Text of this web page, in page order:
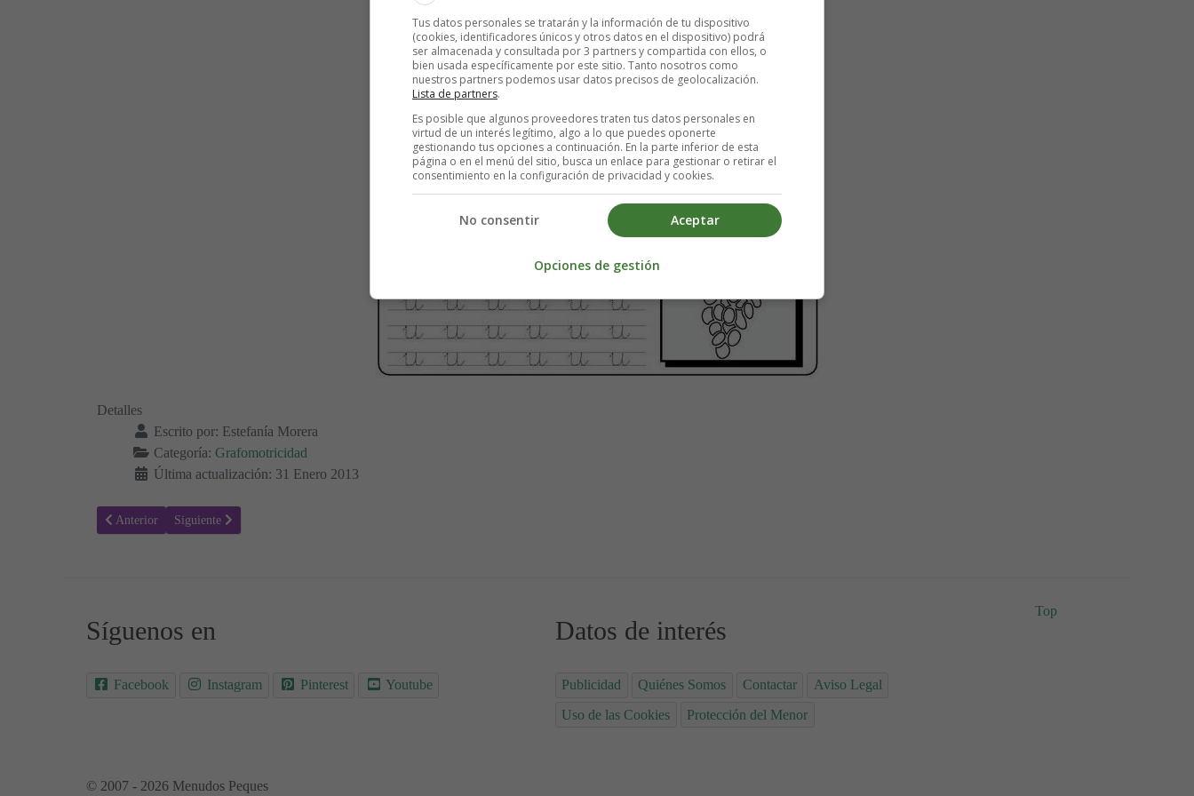
Para Imprimir guarda primero la imagen en el PC.
Detalles
Escrito por: Estefanía Morera
Categoría: Grafomotricidad
Última actualización: 31 Enero 2013
Artículo anterior: Grafomotricidad, Repasa las montañas
Anterior Artículo siguiente: Trazos letra O
Siguiente
Síguenos en
Facebook Instagram Pinterest Youtube
Datos de interés
Publicidad Quiénes Somos Contactar
Aviso Legal
Uso de las Cookies
Protección del Menor
Top
© 2007 - 2026 Menudos Peques
Tus datos personales se tratarán y la información de tu dispositivo
(cookies, identificadores únicos y otros datos en el dispositivo) podrá
ser almacenada y consultada por 3 partners y compartida con ellos, o
bien usada específicamente por este sitio. Tanto nosotros como
nuestros partners podemos usar datos precisos de geolocalización.
Lista de partners.
Es posible que algunos proveedores traten tus datos personales en
virtud de un interés legítimo, algo a lo que puedes oponerte
gestionando tus opciones a continuación. En la parte inferior de esta
página o en el menú del sitio, busca un enlace para gestionar o retirar el
consentimiento en la configuración de privacidad y cookies.
Aceptar
No consentir
Opciones de gestión